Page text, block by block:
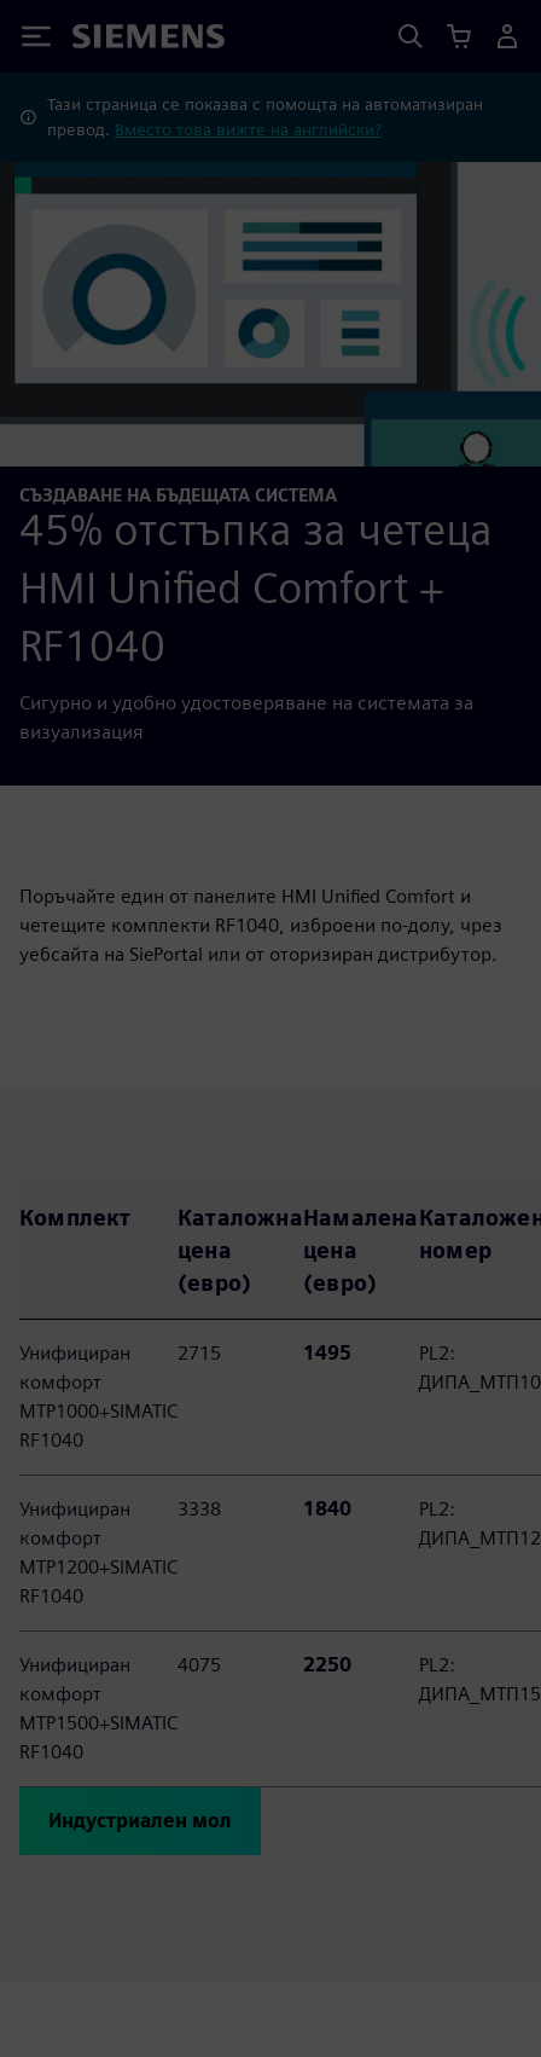
Siemens
Тази страница се показва с помощта на автоматизиран
превод. Вместо това вижте на английски?
СЪЗДАВАНЕ НА БЪДЕЩАТА СИСТЕМА
45% отстъпка за четеца
HMI Unified Comfort +
RF1040
Сигурно и удобно удостоверяване на системата за
визуализация
Поръчайте един от панелите HMI Unified Comfort и
четещите комплекти RF1040, изброени по-долу, чрез
уебсайта на SiePortal или от оторизиран дистрибутор.
Комплект
Каталожна
цена
(евро)
Намалена
цена
(евро)
номер
Унифициран
комфорт
MTP1000+SIMATIC
RF1040
2715 1495
PL2:
Унифициран
комфорт
MTP1200+SIMATIC
RF1040
3338 1840
PL2:
Унифициран
комфорт
MTP1500+SIMATIC
RF1040
4075 2250
PL2:
Индустриален мол